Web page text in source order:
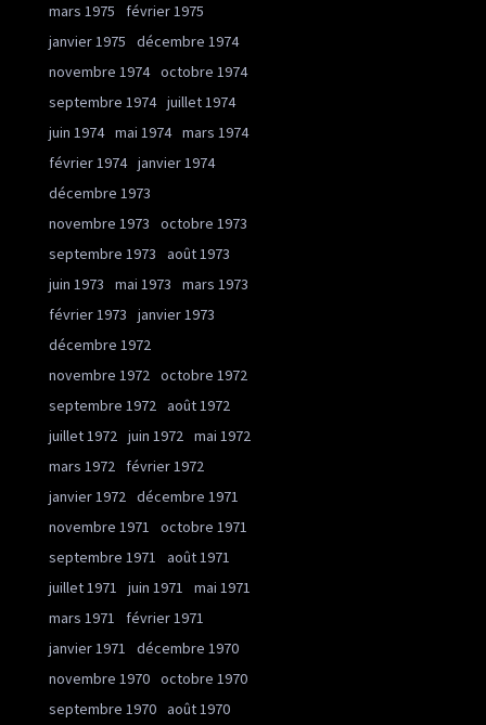
mars 1975
février 1975
janvier 1975
décembre 1974
novembre 1974 octobre 1974
septembre 1974 juillet 1974
juin 1974 mai 1974 mars 1974
février 1974 janvier 1974
décembre 1973
novembre 1973
octobre 1973
septembre 1973
août 1973
juin 1973
mai 1973
mars 1973
février 1973
janvier 1973
décembre 1972
novembre 1972 octobre 1972
septembre 1972 août 1972
juillet 1972 juin 1972 mai 1972
mars 1972
février 1972
janvier 1972 décembre 1971
novembre 1971
octobre 1971
septembre 1971
août 1971
juillet 1971
juin 1971
mai 1971
mars 1971
février 1971
janvier 1971
décembre 1970
novembre 1970 octobre 1970
septembre 1970 août 1970